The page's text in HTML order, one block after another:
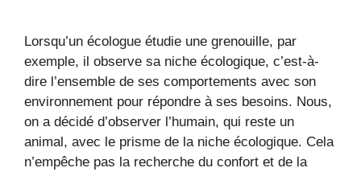
Lorsqu’un écologue étudie une grenouille, par
exemple, il observe sa niche écologique, c’est-à-
dire l’ensemble de ses comportements avec son
environnement pour répondre à ses besoins. Nous,
on a décidé d’observer l’humain, qui reste un
animal, avec le prisme de la niche écologique. Cela
n’empêche pas la recherche du confort et de la